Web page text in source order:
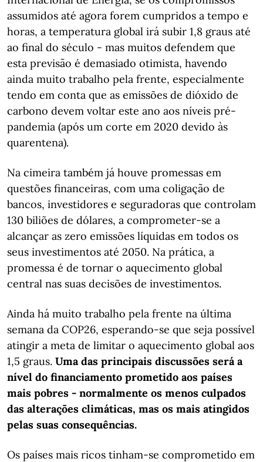
assumidos até agora forem cumpridos a tempo e
horas, a temperatura global irá subir 1,8 graus até
ao final do século - mas muitos defendem que
esta previsão é demasiado otimista, havendo
ainda muito trabalho pela frente, especialmente
tendo em conta que as emissões de dióxido de
carbono devem voltar este ano aos níveis pré-
pandemia (após um corte em 2020 devido às
quarentena).
Na cimeira também já houve promessas em
questões financeiras, com uma coligação de
bancos, investidores e seguradoras que controlam
130 biliões de dólares, a comprometer-se a
alcançar as zero emissões líquidas em todos os
seus investimentos até 2050. Na prática, a
promessa é de tornar o aquecimento global
central nas suas decisões de investimentos.
Ainda há muito trabalho pela frente na última
semana da COP26, esperando-se que seja possível
atingir a meta de limitar o aquecimento global aos
1,5 graus. Uma das principais discussões será a
nível do financiamento prometido aos países
mais pobres - normalmente os menos culpados
das alterações climáticas, mas os mais atingidos
pelas suas consequências.
Os países mais ricos tinham-se comprometido em